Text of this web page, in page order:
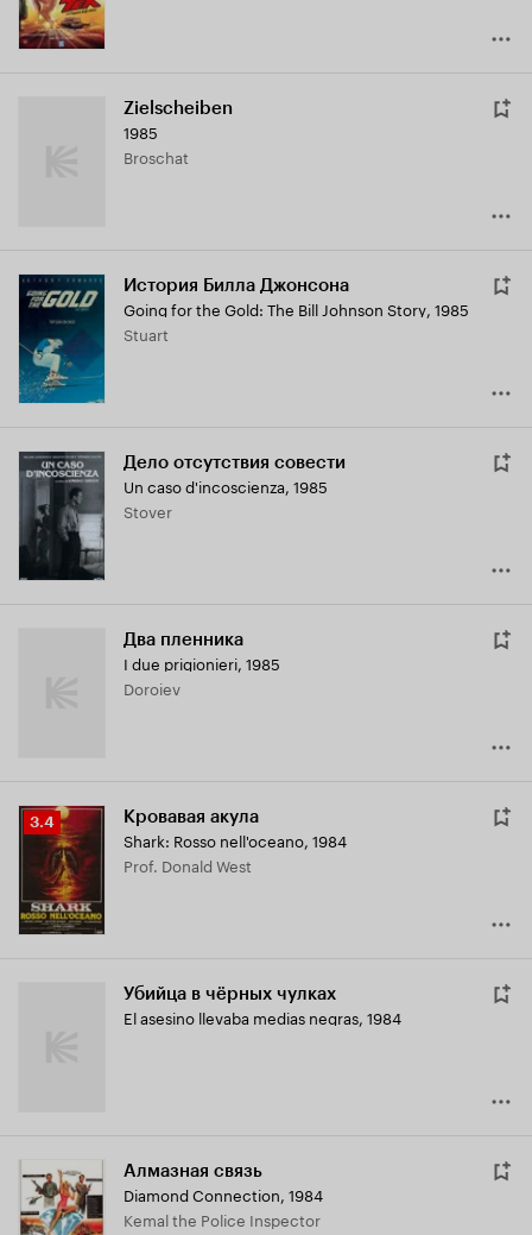
Zielscheiben
1985
Broschat
История Билла Джонсона
Going for the Gold: The Bill Johnson Story, 1985
Stuart
Дело отсутствия совести
Un caso d'incoscienza, 1985
Stover
Два пленника
I due prigionieri, 1985
Doroiev
Рейтинг
Кинопоиска
3.4
3.4 Кровавая акула
Shark: Rosso nell'oceano, 1984
Prof. Donald West
Убийца в чёрных чулках
El asesino llevaba medias negras, 1984
Алмазная связь
Diamond Connection, 1984
Kemal the Police Inspector